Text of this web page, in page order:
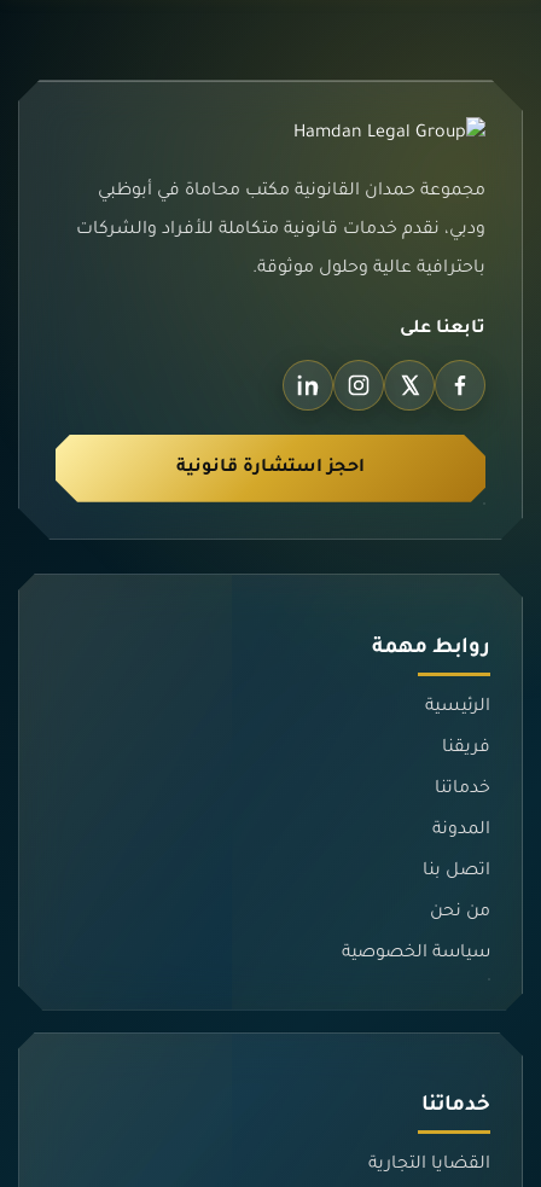
مجموعة حمدان القانونية مكتب محاماة في أبوظبي
ودبي، نقدم خدمات قانونية متكاملة للأفراد والشركات
باحترافية عالية وحلول موثوقة.
تابعنا على
احجز استشارة قانونية
روابط مهمة
الرئيسية
فريقنا
خدماتنا
المدونة
اتصل بنا
من نحن
سياسة الخصوصية
خدماتنا
القضايا التجارية